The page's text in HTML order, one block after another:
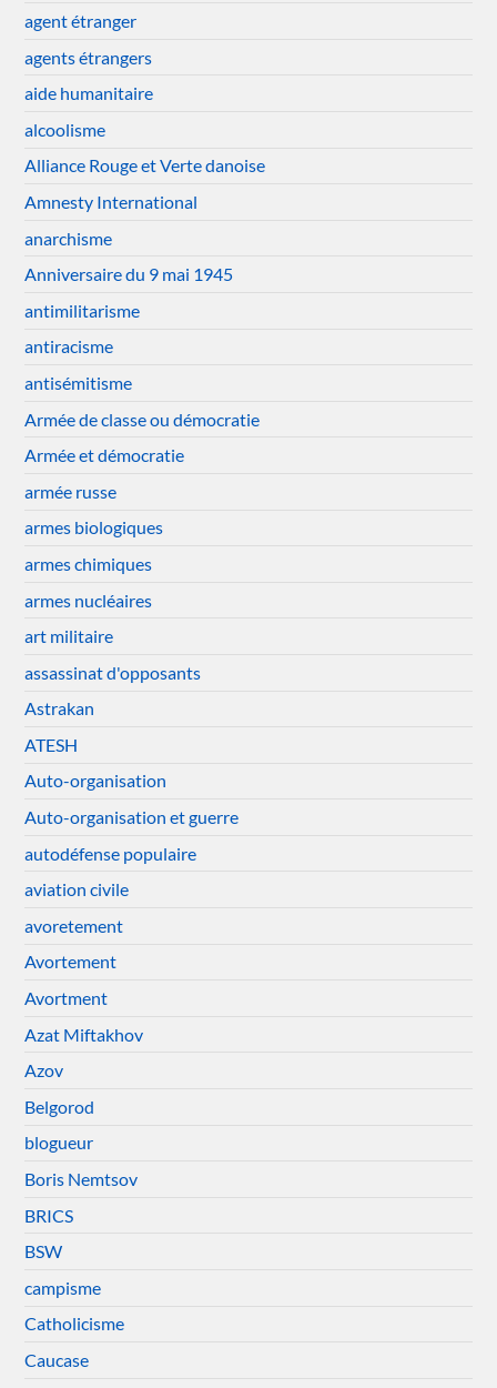
agent étranger
agents étrangers
aide humanitaire
alcoolisme
Alliance Rouge et Verte danoise
Amnesty International
anarchisme
Anniversaire du 9 mai 1945
antimilitarisme
antiracisme
antisémitisme
Armée de classe ou démocratie
Armée et démocratie
armée russe
armes biologiques
armes chimiques
armes nucléaires
art militaire
assassinat d'opposants
Astrakan
ATESH
Auto-organisation
Auto-organisation et guerre
autodéfense populaire
aviation civile
avoretement
Avortement
Avortment
Azat Miftakhov
Azov
Belgorod
blogueur
Boris Nemtsov
BRICS
BSW
campisme
Catholicisme
Caucase